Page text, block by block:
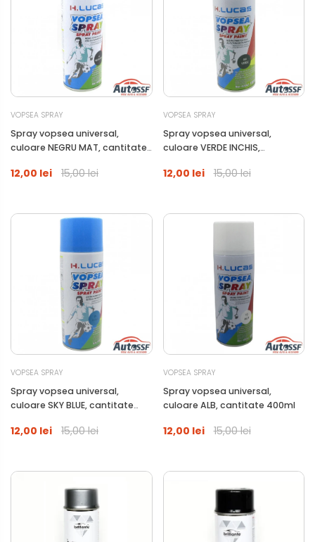
VOPSEA SPRAY
Spray vopsea universal,
culoare NEGRU MAT, cantitate
12,00 lei 15,00 lei
VOPSEA SPRAY
Spray vopsea universal,
culoare VERDE INCHIS,
12,00 lei 15,00 lei
VOPSEA SPRAY
Spray vopsea universal,
culoare SKY BLUE, cantitate
12,00 lei 15,00 lei
VOPSEA SPRAY
Spray vopsea universal,
culoare ALB, cantitate 400ml
12,00 lei 15,00 lei